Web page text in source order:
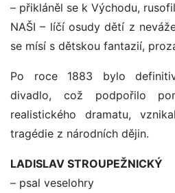
– přikláněl se k Východu,
NAŠI – líčí osudy dětí z
se mísí s dětskou fantazií,
Po roce 1883 bylo
divadlo, což podpořilo
realistického dramatu,
tragédie z národních dějin.
LADISLAV STROUPEŽNICKÝ
– psal veselohry